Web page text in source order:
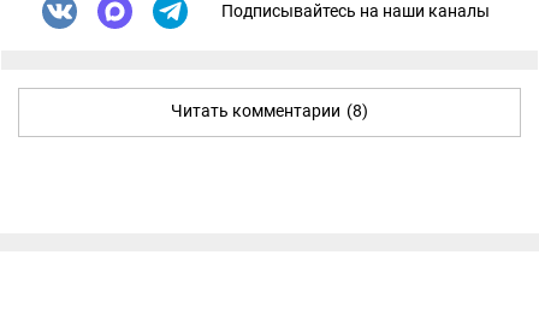
Подписывайтесь на наши каналы
Читать комментарии (8)